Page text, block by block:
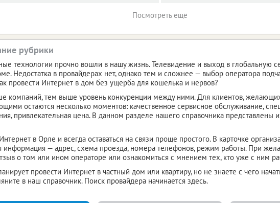
Посмотреть ещё
рубрики
технологии прочно вошли в нашу жизнь. Телевидение и выход в глобальную
Недостатка в провайдерах нет, однако тем и сложнее — выбор оператора
провести Интернет в дом без ущерба для кошелька и нервов?
компаний, тем выше уровень конкуренции между ними. Для клиентов,
остаются несколько моментов: качественное сервисное обслуживание,
привлекательная цена. В данном разделе нашего справочника представлены
в Орле и всегда оставаться на связи проще простого. В карточке
информация — адрес, схема проезда, номера телефонов, режим работы. При
о том или ином операторе или ознакомиться с мнением тех, кто уже с ним
провести Интернет в частный дом или квартиру, но не знаете с чего
в наш справочник. Поиск провайдера начинается здесь.